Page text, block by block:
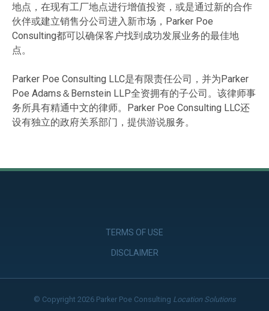
地点，在现有工厂地点进行增值投资，或是通过新的合作
伙伴或建立销售分公司进入新市场，Parker Poe
Consulting都可以确保客户找到成功发展业务的最佳地
点。
Parker Poe Consulting LLC是有限责任公司，并为Parker
Poe Adams＆Bernstein LLP全资拥有的子公司。该律师事
务所具有精通中文的律师。Parker Poe Consulting LLC还
设有独立的政府关系部门，提供游说服务。
TERMS OF USE
DISCLAIMER
© Copyright 2026 Parker Poe Consulting Location Solutions